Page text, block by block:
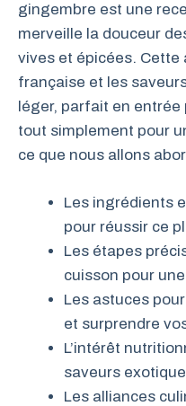
gingembre est une
merveille la douceur
vives et épicées. Cette
française et les
léger, parfait en entrée
tout simplement pour
ce que nous allons
Les ingrédients
pour réussir ce
Les étapes
cuisson pour
Les astuces
et surprendre
L’intérêt
saveurs
Les alliances